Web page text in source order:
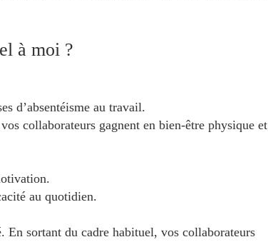
à moi ?
d’absentéisme au travail.
collaborateurs gagnent en bien-être physique et
au quotidien.
En sortant du cadre habituel, vos collaborateurs